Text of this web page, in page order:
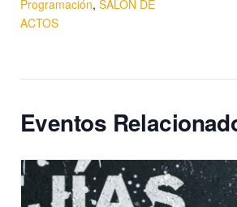
Programación, SALON DE
ACTOS
Eventos